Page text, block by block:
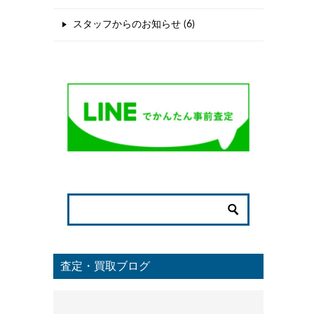
スタッフからのお知らせ (6)
査定・買取ブログ